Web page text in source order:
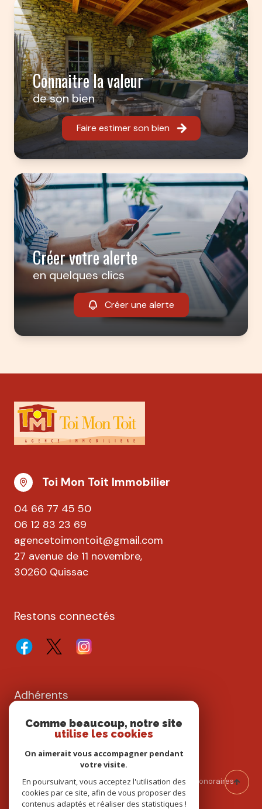
Connaitre la valeur
de son bien
Faire estimer son bien
Créer votre alerte
en quelques clics
Créer une alerte
Toi Mon Toit Immobilier
04 66 77 45 50
06 12 83 23 69
agencetoimontoit@gmail.com
27 avenue de 11 novembre,
30260 Quissac
Restons connectés
Adhérents
Nos partenaires Mentions légales Admin Nos honoraires
Politique RGPD Cookies
Comme beaucoup, notre site
utilise les cookies
On aimerait vous accompagner pendant
votre visite.
En poursuivant, vous acceptez l'utilisation des
cookies par ce site, afin de vous proposer des
contenus adaptés et réaliser des statistiques !